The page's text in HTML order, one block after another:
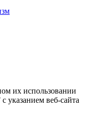
их использовании
указанием веб-сайта